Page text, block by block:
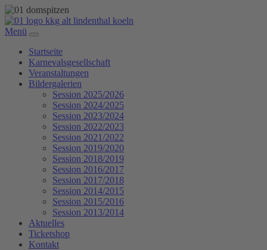
Menü
Startseite
Karnevalsgesellschaft
Veranstaltungen
Bildergalerien
Session 2025/2026
Session 2024/2025
Session 2023/2024
Session 2022/2023
Session 2021/2022
Session 2019/2020
Session 2018/2019
Session 2016/2017
Session 2017/2018
Session 2014/2015
Session 2015/2016
Session 2013/2014
Aktuelles
Ticketshop
Kontakt